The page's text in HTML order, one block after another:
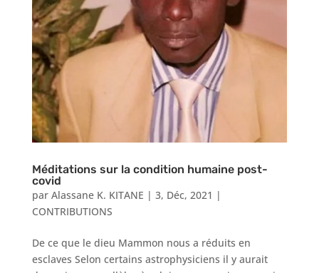
Méditations sur la condition humaine post-
covid
par Alassane K. KITANE | 3, Déc, 2021 |
CONTRIBUTIONS
De ce que le dieu Mammon nous a réduits en
esclaves Selon certains astrophysiciens il y aurait